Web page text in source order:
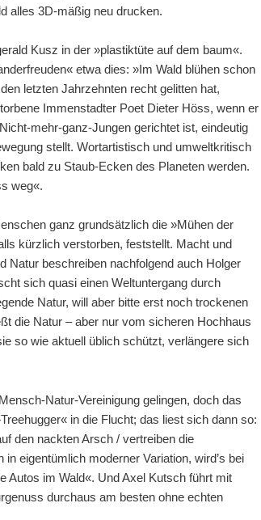
alles 3D-mäßig neu drucken.
Kusz in der »plastiktüte auf dem baum«.
etwa dies: »Im Wald blühen schon
letzten Jahrzehnten recht gelitten hat,
Immenstadter Poet Dieter Höss, wenn er
mehr-ganz-Jungen gerichtet ist, eindeutig
stellt. Wortartistisch und umweltkritisch
bald zu Staub-Ecken des Planeten werden.
weg«.
ganz grundsätzlich die »Mühen der
kürzlich verstorben, feststellt. Macht und
Natur beschreiben nachfolgend auch Holger
sich quasi einen Weltuntergang durch
Natur, will aber bitte erst noch trockenen
die Natur – aber nur vom sicheren Hochhaus
so wie aktuell üblich schützt, verlängere sich
Natur-Vereinigung gelingen, doch das
in die Flucht; das liest sich dann so:
den nackten Arsch / vertreiben die
eigentümlich moderner Variation, wird’s bei
Autos im Wald«. Und Axel Kutsch führt mit
durchaus am besten ohne echten